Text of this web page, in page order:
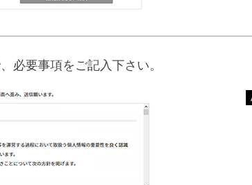
必要事項をご記入下さい。